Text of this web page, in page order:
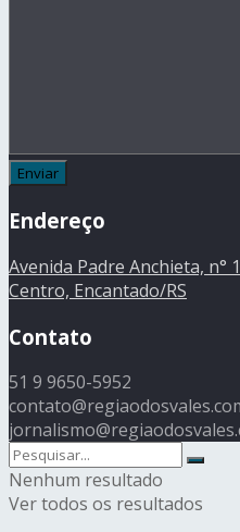
Endereço
Avenida Padre Anchieta, n°
Centro, Encantado/RS
Contato
51 9 9650-5952
Nenhum resultado
Ver todos os resultados